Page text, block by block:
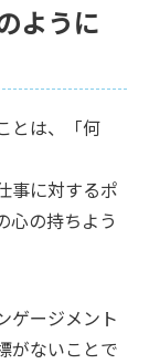
ように
とは、「何
事に対するポ
心の持ちよう
ゲージメント
がないことで